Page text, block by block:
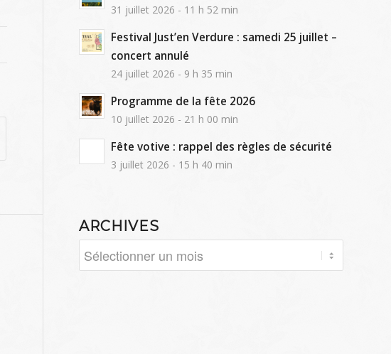
31 juillet 2026 - 11 h 52 min
Festival Just’en Verdure : samedi 25 juillet –
concert annulé
24 juillet 2026 - 9 h 35 min
Programme de la fête 2026
10 juillet 2026 - 21 h 00 min
Fête votive : rappel des règles de sécurité
3 juillet 2026 - 15 h 40 min
ARCHIVES